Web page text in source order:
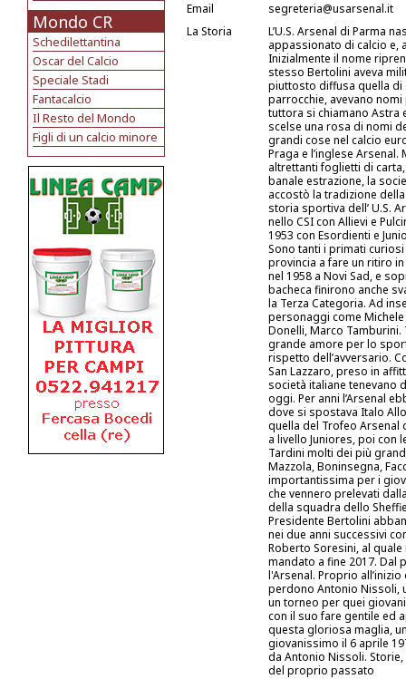
Mondo CR
Schedilettantina
Oscar del Calcio
Speciale Stadi
Fantacalcio
Il Resto del Mondo
Figli di un calcio minore
Email
segreteria@usarsenal.it
La Storia
L’U.S. Arsenal di Parma
appassionato di calcio e,
Inizialmente il nome
stesso Bertolini aveva
piuttosto diffusa quella di
parrocchie, avevano nomi
tuttora si chiamano Astra
scelse una rosa di nomi
grandi cose nel calcio
Praga e l’inglese
altrettanti foglietti di
banale estrazione, la
accostò la tradizione
storia sportiva dell’ U.S.
nello CSI con Allievi e
1953 con Esordienti e
Sono tanti i primati
provincia a fare un ritiro
nel 1958 a Novi Sad, e
bacheca finirono anche
la Terza Categoria. Ad
personaggi come Michele
Donelli, Marco
grande amore per lo
rispetto dell’avversario.
San Lazzaro, preso in
società italiane tenevano
oggi. Per anni l’Arsenal
dove si spostava Italo
quella del Trofeo Arsenal
a livello Juniores, poi con
Tardini molti dei più
Mazzola, Boninsegna,
importantissima per i
che vennero prelevati
della squadra dello
Presidente Bertolini
nei due anni successivi
Roberto Soresini, al
mandato a fine 2017. Dal
l'Arsenal. Proprio
perdono Antonio Nissoli,
un torneo per quei
con il suo fare gentile ed
questa gloriosa maglia,
giovanissimo il 6 aprile
da Antonio Nissoli.
del proprio passato